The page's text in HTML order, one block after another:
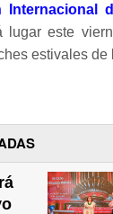
Internacional
lugar este
estivales